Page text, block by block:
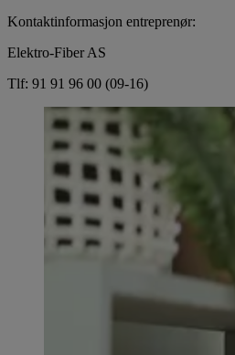
Kontaktinformasjon entreprenør:
Elektro-Fiber AS
Tlf: 91 91 96 00 (09-16)